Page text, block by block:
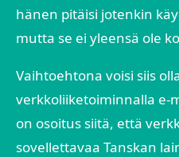
hänen pitäisi jotenkin
mutta se ei yleensä ole
Vaihtoehtona voisi siis
verkkoliiketoiminnalla e-
on osoitus siitä, että
sovellettavaa Tanskan